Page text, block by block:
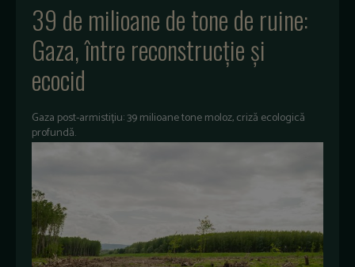
39 de milioane de tone de ruine:
Gaza, între reconstrucție și
ecocid
Gaza post-armistițiu: 39 milioane tone moloz, criză ecologică
profundă.